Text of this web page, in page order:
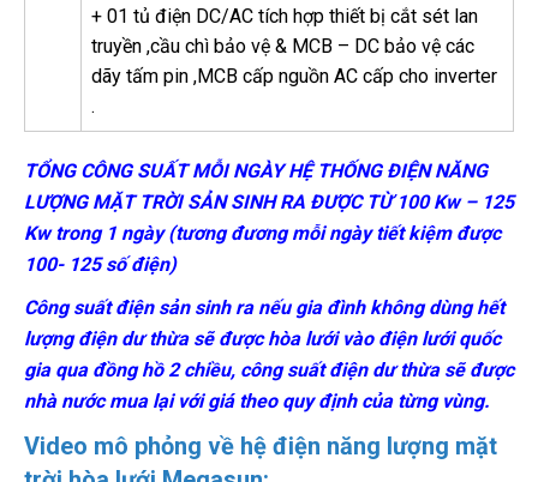
+ 01 tủ điện DC/AC tích hợp thiết bị cắt sét lan
truyền ,cầu chì bảo vệ & MCB – DC bảo vệ các
dãy tấm pin ,MCB cấp nguồn AC cấp cho inverter
.
TỔNG CÔNG SUẤT MỖI NGÀY HỆ THỐNG ĐIỆN NĂNG
LƯỢNG MẶT TRỜI SẢN SINH RA ĐƯỢC TỪ 100 Kw – 125
Kw trong 1 ngày (tương đương mỗi ngày tiết kiệm được
100- 125 số điện)
Công suất điện sản sinh ra nếu gia đình không dùng hết
lượng điện dư thừa sẽ được hòa lưới vào điện lưới quốc
gia qua đồng hồ 2 chiều, công suất điện dư thừa sẽ được
nhà nước mua lại với giá theo quy định của từng vùng.
Video mô phỏng về hệ điện năng lượng mặt